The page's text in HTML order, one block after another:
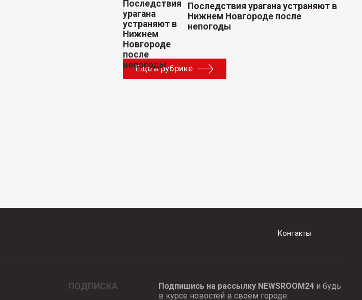
Последствия урагана устраняют в
Нижнем Новгороде после
непогоды
Еще в рубрике
Контакты
ПОДПИСКА Подпишись на рассылку NEWSROOM24и будь
в курсе новостей в своём городе: